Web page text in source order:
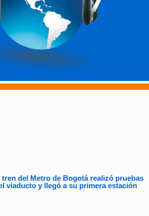
tren del Metro de Bogotá realizó pruebas
viaducto y llegó a su primera estación